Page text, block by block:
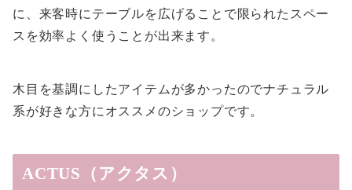
に、来客時にテーブルを広げることで限られたスペー
スを効率よく使うことが出来ます。
木目を基調にしたアイテムが多かったのでナチュラル
系が好きな方にオススメのショップです。
ACTUS（アクタス）